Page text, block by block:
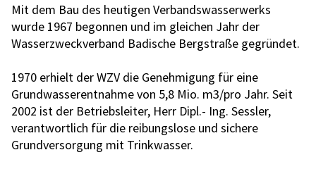
Mit dem Bau des heutigen Verbandswasserwerks
wurde 1967 begonnen und im gleichen Jahr der
Wasserzweckverband Badische Bergstraße gegründet.
1970 erhielt der WZV die Genehmigung für eine
Grundwasserentnahme von 5,8 Mio. m3/pro Jahr. Seit
2002 ist der Betriebsleiter, Herr Dipl.- Ing. Sessler,
verantwortlich für die reibungslose und sichere
Grundversorgung mit Trinkwasser.